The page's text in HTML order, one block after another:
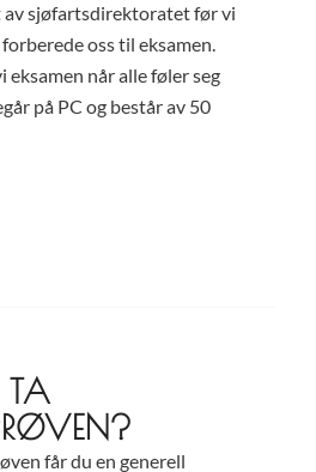
av sjøfartsdirektoratet før vi
oss til eksamen.
eksamen når alle føler seg
på PC og består av 50
TA
får du en generell